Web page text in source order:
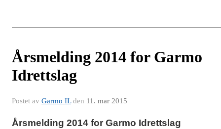
Årsmelding 2014 for Garmo
Idrettslag
Postet av Garmo ILden 11. mar 2015
Årsmelding 2014 for Garmo Idrettslag